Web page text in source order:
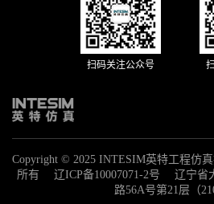
扫码关注公众号
Copyright © 2025 INTESIM英特工程仿
所有
辽ICP备10007071-2号
辽宁省
路56A号第21层（